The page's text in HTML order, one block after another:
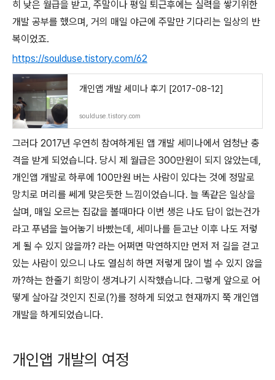
히 낮은 월급을 받고, 주말이나 평일 퇴근후에는 실력을 쌓기위한
개발 공부를 했으며, 거의 매일 야근에 주말만 기다리는 일상의 반
복이었죠.
https://soulduse.tistory.com/62
개인앱 개발 세미나 후기 [2017-08-12]
soulduse.tistory.com
그러다 2017년 우연히 참여하게된 앱 개발 세미나에서 엄청난 충
격을 받게 되었습니다. 당시 제 월급은 300만원이 되지 않았는데,
개인앱 개발로 하루에 100만원 버는 사람이 있다는 것에 정말로
망치로 머리를 쎄게 맞은듯한 느낌이었습니다. 늘 똑같은 일상을
살며, 매일 오르는 집값을 볼때마다 이번 생은 나도 답이 없는건가
라고 푸념을 늘어놓기 바빴는데, 세미나를 듣고난 이후 나도 저렇
게 될 수 있지 않을까? 라는 어쩌면 막연하지만 먼저 저 길을 걷고
있는 사람이 있으니 나도 열심히 하면 저렇게 많이 벌 수 있지 않을
까?하는 한줄기 희망이 생겨나기 시작했습니다. 그렇게 앞으로 어
떻게 살아갈 것인지 진로(?)를 정하게 되었고 현재까지 쭉 개인앱
개발을 하게되었습니다.
개인앱 개발의 여정